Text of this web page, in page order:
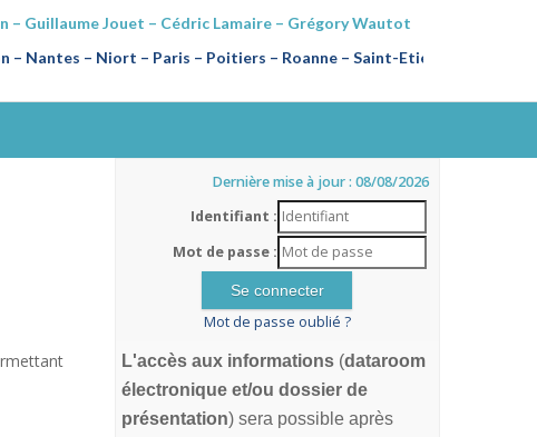
Guillaume Jouet – Cédric Lamaire – Grégory Wautot
– Nantes – Niort – Paris – Poitiers – Roanne – Saint-Etienne
Dernière mise à jour : 08/08/2026
Identifiant :
Mot de passe :
Mot de passe oublié ?
L'accès aux informations(dataroom
électronique et/ou dossier de
présentation) sera possible après